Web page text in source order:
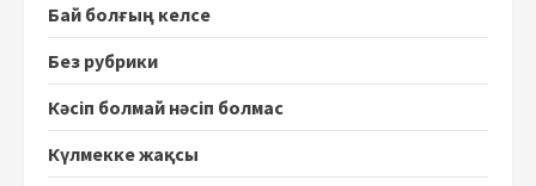
Бай болғың келсе
Без рубрики
Кәсіп болмай нәсіп болмас
Күлмекке жақсы